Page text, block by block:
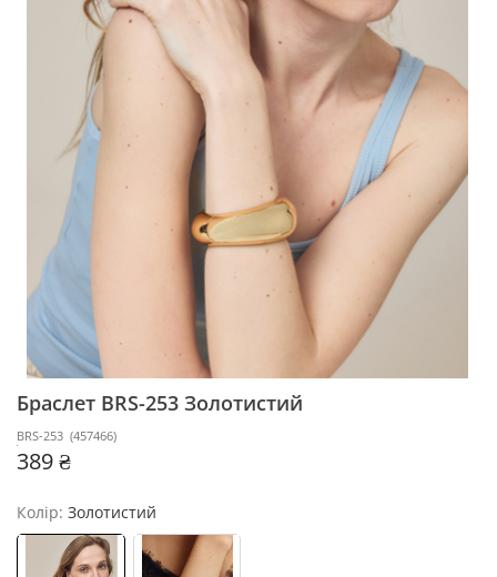
Браслет BRS-253 Золотистий
BRS-253 (457466)
389 ₴
Колір: Золотистий